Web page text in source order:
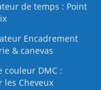
de temps : Point
Encadrement
& canevas
couleur DMC :
les Cheveux